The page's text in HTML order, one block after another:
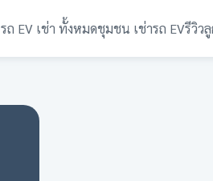
รถ EV เช่า ทั้งหมดชุมชน เช่ารถ EVรีวิว